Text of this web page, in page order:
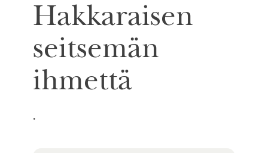
Hakkaraisen
seitsemän
ihmettä
.